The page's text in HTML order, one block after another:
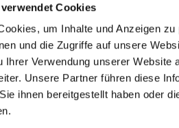
Cookies
um Inhalte und Anzeigen
und die Zugriffe auf unsere
Ihrer Verwendung unserer
Unsere Partner führen diese
ihnen bereitgestellt haben oder



Kontaktinformationen Cookie-